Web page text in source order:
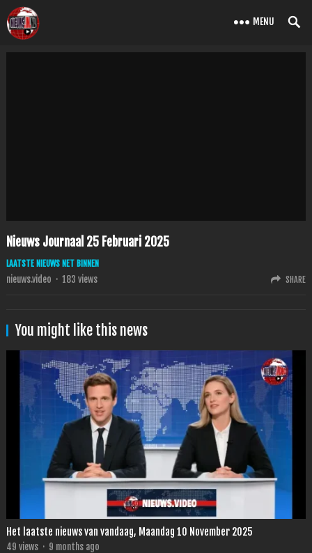
MENU
Nieuws Journaal 25 Februari 2025
LAATSTE NIEUWS NET BINNEN
nieuws.video · 183 views SHARE
You might like this news
Het laatste nieuws van vandaag, Maandag 10 November 2025
49 views · 9 months ago